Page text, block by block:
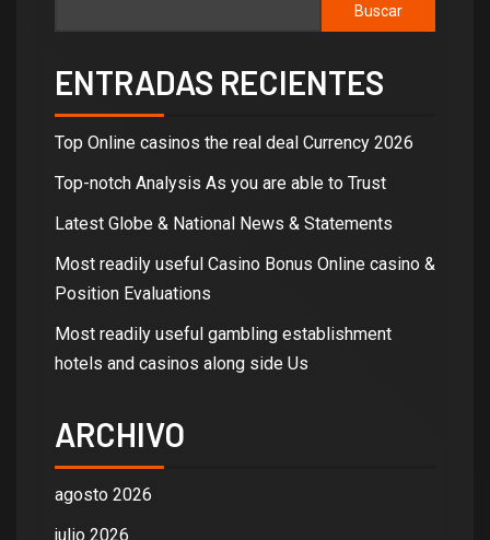
Buscar
ENTRADAS RECIENTES
Top Online casinos the real deal Currency 2026
Top-notch Analysis As you are able to Trust
Latest Globe & National News & Statements
Most readily useful Casino Bonus Online casino &
Position Evaluations
Most readily useful gambling establishment
hotels and casinos along side Us
ARCHIVO
agosto 2026
julio 2026